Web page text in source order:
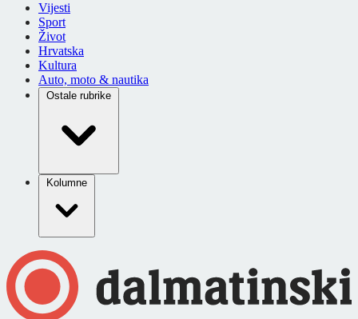
Vijesti
Sport
Život
Hrvatska
Kultura
Auto, moto & nautika
Ostale rubrike
Kolumne